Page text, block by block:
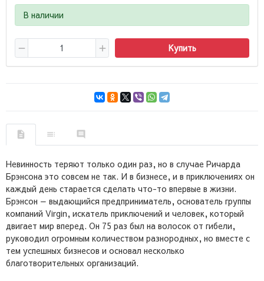
В наличии
Купить
Невинность теряют только один раз, но в случае Ричарда
Брэнсона это совсем не так. И в бизнесе, и в приключениях он
каждый день старается сделать что-то впервые в жизни.
Брэнсон — выдающийся предприниматель, основатель группы
компаний Virgin, искатель приключений и человек, который
двигает мир вперед. Он 75 раз был на волосок от гибели,
руководил огромным количеством разнородных, но вместе с
тем успешных бизнесов и основал несколько
благотворительных организаций.